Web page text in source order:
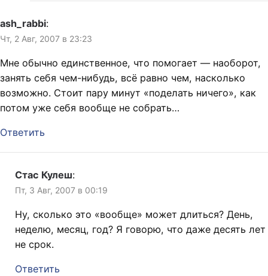
ash_rabbi:
Чт, 2 Авг, 2007 в 23:23
Мне обычно единственное, что помогает — наоборот,
занять себя чем-нибудь, всё равно чем, насколько
возможно. Стоит пару минут «поделать ничего», как
потом уже себя вообще не собрать…
Ответить
Стас Кулеш:
Пт, 3 Авг, 2007 в 00:19
Ну, сколько это «вообще» может длиться? День,
неделю, месяц, год? Я говорю, что даже десять лет
не срок.
Ответить